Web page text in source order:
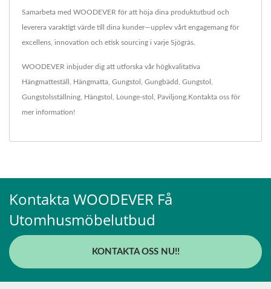
Samarbeta med WOODEVER för att höja dina produktutbud och
leverera varaktigt värde till dina kunder—upplev vårt engagemang för
excellens, innovation och etisk sourcing i varje Sjögräs.
WOODEVER inbjuder dig att utforska vår högkvalitativa
Hängmatteställ Hängmatta Gungstol Gungbädd Gungstol
Gungstolsställning Hängstol Lounge-stol Paviljong Kontakta oss för
mer information!
Kontakta WOODEVER Få
Utomhusmöbelutbud
KONTAKTA OSS NU!!